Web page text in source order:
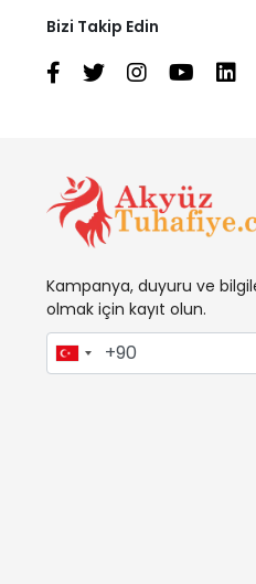
Bizi Takip Edin
Kampanya, duyuru ve
olmak için kayıt olun.